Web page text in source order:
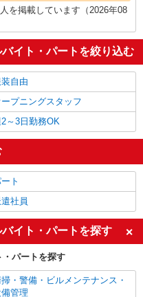
を掲載しています（2026年08
イト・パートを絞り込む
装自由
ープニングスタッフ
～3日勤務OK
ト
社員
イト・パートを探す
パートを探す
・警備・ビルメンテナンス・
管理